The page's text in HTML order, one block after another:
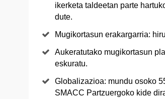
ikerketa taldeetan parte
dute.
Mugikortasun erakargarria:
Aukeratutako mugikortasun
eskuratu.
Globalizazioa: mundu osoko
SMACC Partzuergoko kide